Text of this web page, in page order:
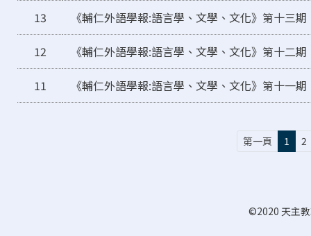
13 《輔仁外語學報:語言學、文學、文化》第十三期
12 《輔仁外語學報:語言學、文學、文化》第十二期
11 《輔仁外語學報:語言學、文學、文化》第十一期
第一頁第一頁
1 2
©2020 天主